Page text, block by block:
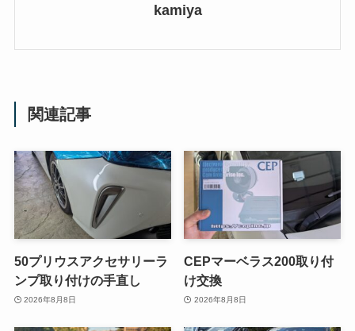
kamiya
関連記事
50プリウスアクセサリーラ
ンプ取り付けの手直し
2026年8月8日
CEPマーベラス200取り付
け交換
2026年8月8日